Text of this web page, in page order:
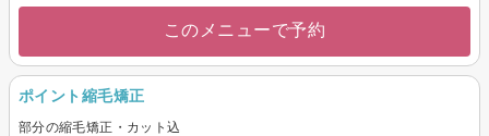
このメニューで予約
ポイント縮毛矯正
部分の縮毛矯正・カット込